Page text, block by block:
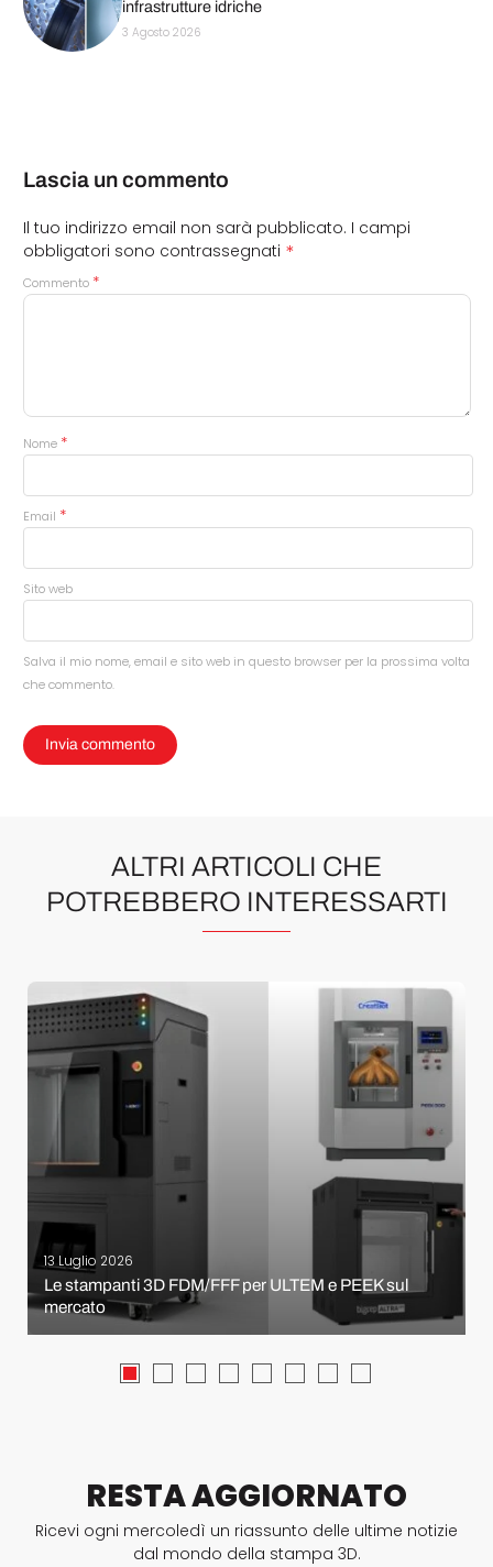
infrastrutture idriche
3 Agosto 2026
Lascia un commento
Il tuo indirizzo email non sarà pubblicato. I campi
obbligatori sono contrassegnati *
Commento *
Nome *
Email *
Sito web
Salva il mio nome, email e sito web in questo browser per la prossima volta
che commento.
ALTRI ARTICOLI CHE
POTREBBERO INTERESSARTI
13 Luglio 2026
Le stampanti 3D FDM/FFF per ULTEM e PEEK sul
mercato
RESTA AGGIORNATO
Ricevi ogni mercoledì un riassunto delle ultime notizie
dal mondo della stampa 3D.